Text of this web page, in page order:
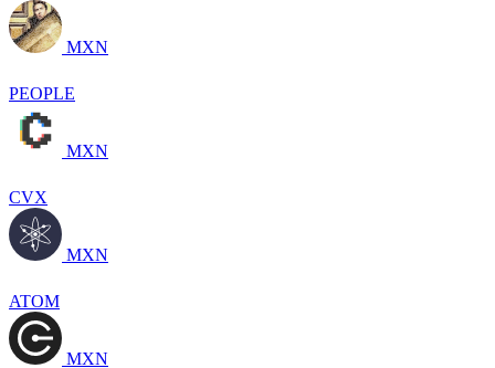
MXN
PEOPLE
MXN
CVX
MXN
ATOM
MXN